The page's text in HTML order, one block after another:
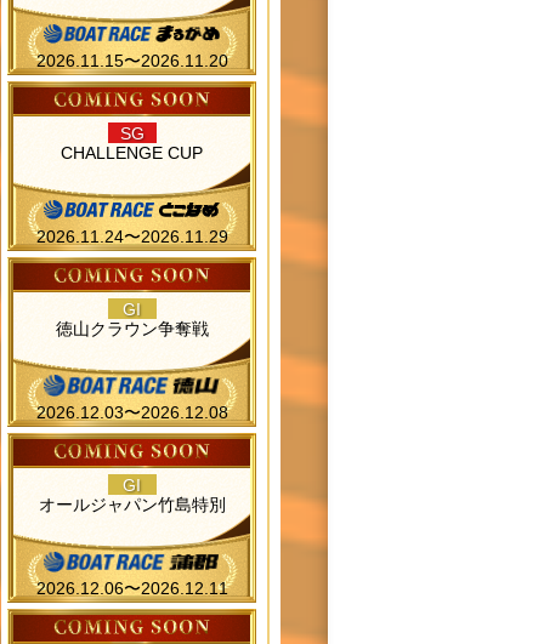
2026.11.15〜2026.11.20
SG
CHALLENGE CUP
2026.11.24〜2026.11.29
GI
徳山クラウン争奪戦
2026.12.03〜2026.12.08
GI
オールジャパン竹島特別
2026.12.06〜2026.12.11